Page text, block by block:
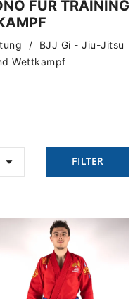
FÜR TRAINING
BJJ Gi - Jiu-Jitsu
Wettkampf
 FILTER